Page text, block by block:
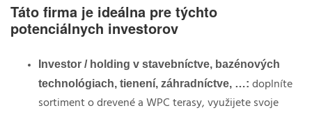
Táto firma je ideálna pre týchto
potenciálnych investorov
Investor / holding v stavebníctve, bazénových
technológiach, tienení, záhradníctve, …: doplníte
sortiment o drevené a WPC terasy, využijete svoje